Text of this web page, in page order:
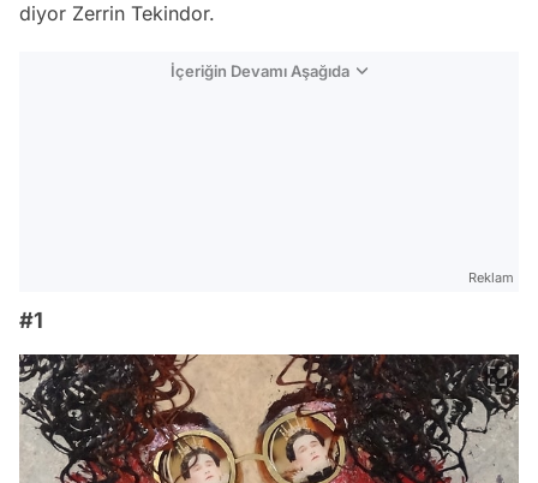
diyor Zerrin Tekindor.
İçeriğin Devamı Aşağıda
Reklam
#1